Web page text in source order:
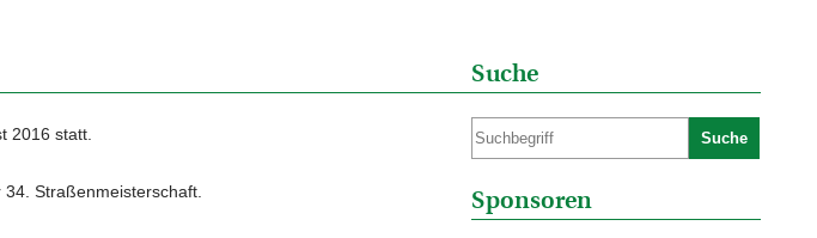
2016 statt.
Straßenmeisterschaft.
Suche
Suche
Sponsoren